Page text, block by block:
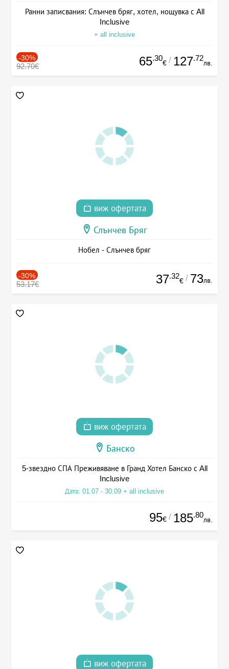
Ранни записвания: Слънчев бряг, хотел, нощувка с All
Inclusive
+ all inclusive
-30%
92.70€ 65.30
€ / 127.72
лв.
виж офертата
Слънчев Бряг
Нобел - Слънчев бряг
-30%
53.17€ 37.32
€ / 73лв.
виж офертата
Банско
5-звездно СПА Преживяване в Гранд Хотел Банско с All
Inclusive
Дата: 01.07 - 30.09 + all inclusive
95€ / 185.80
лв.
виж офертата